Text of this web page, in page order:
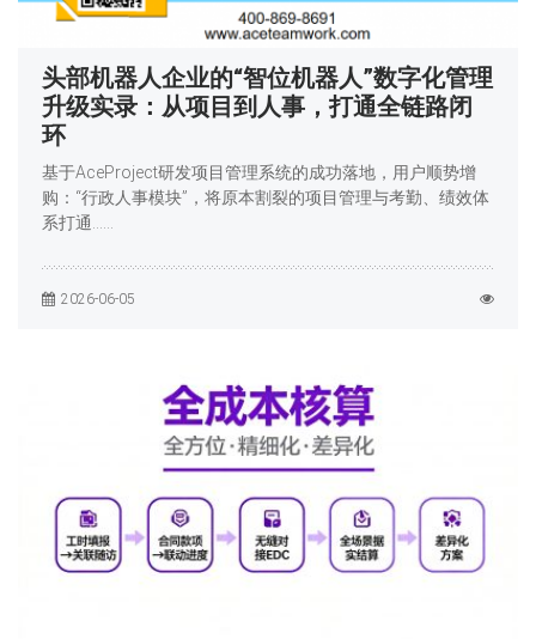
头部机器人企业的“智位机器人”数字化管理
升级实录：从项目到人事，打通全链路闭
环
基于AceProject研发项目管理系统的成功落地，用户顺势增
购：“行政人事模块”，将原本割裂的项目管理与考勤、绩效体
系打通……
2026-06-05